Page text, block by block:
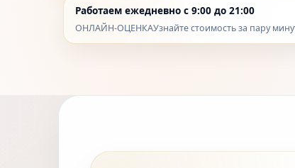
Работаем ежедневно с 9:00 до 21:00
ОНЛАЙН-ОЦЕНКАУзнайте стоимость за пару